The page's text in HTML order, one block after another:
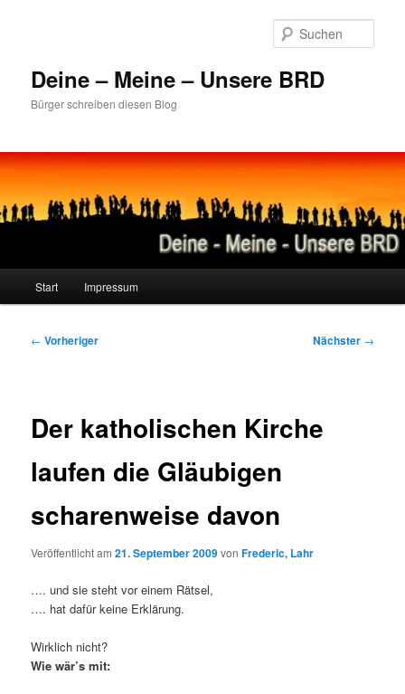
Deine – Meine – Unsere BRD
Bürger schreiben diesen Blog
Start Impressum
Beitragsnavigation
← Vorheriger Nächster →
Der katholischen Kirche
laufen die Gläubigen
scharenweise davon
Veröffentlicht am21. September 2009vonFrederic, Lahr
…. und sie steht vor einem Rätsel,
…. hat dafür keine Erklärung.
Wirklich nicht?
Wie wär’s mit: